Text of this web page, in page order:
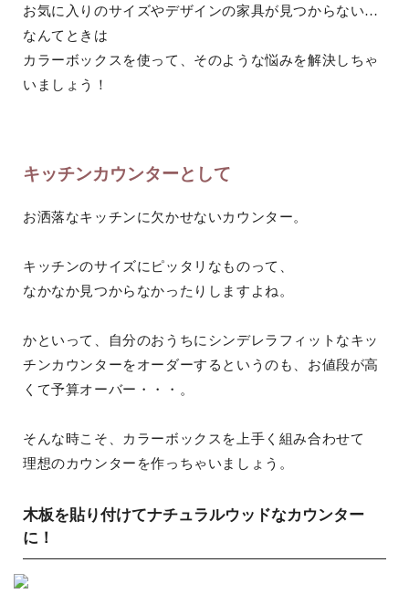
お気に入りのサイズやデザインの家具が見つからない…
なんてときは
カラーボックスを使って、そのような悩みを解決しちゃ
いましょう！
キッチンカウンターとして
お洒落なキッチンに欠かせないカウンター。
キッチンのサイズにピッタリなものって、
なかなか見つからなかったりしますよね。
かといって、自分のおうちにシンデレラフィットなキッ
チンカウンターをオーダーするというのも、お値段が高
くて予算オーバー・・・。
そんな時こそ、カラーボックスを上手く組み合わせて
理想のカウンターを作っちゃいましょう。
木板を貼り付けてナチュラルウッドなカウンター
に！